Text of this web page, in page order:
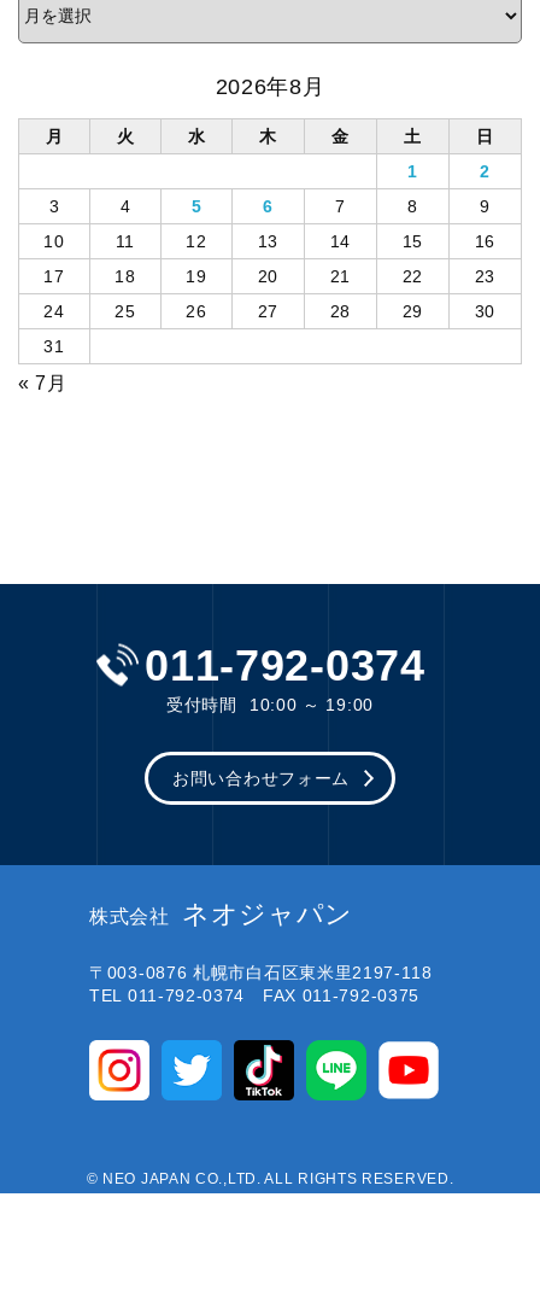
2026年8月
月 火 水 木 金 土
日
1
2
3
4 5 6 7 8
9
10
11 12 13 14 15
16
17
18 19 20 21 22
23
24
25 26 27 28 29
30
31
« 7月
011-792-0374
受付時間 10:00 ～ 19:00
お問い合わせフォーム
株式会社 ネオジャパン
〒003-0876 札幌市白石区東米里2197-118
TEL 011-792-0374 FAX 011-792-0375
© NEO JAPAN CO.,LTD. ALL RIGHTS RESERVED.